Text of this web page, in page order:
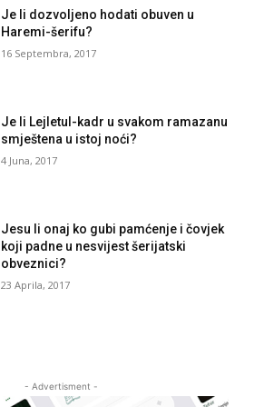
Je li dozvoljeno hodati obuven u
Haremi-šerifu?
16 Septembra, 2017
Je li Lejletul-kadr u svakom ramazanu
smještena u istoj noći?
4 Juna, 2017
Jesu li onaj ko gubi pamćenje i čovjek
koji padne u nesvijest šerijatski
obveznici?
23 Aprila, 2017
- Advertisment -